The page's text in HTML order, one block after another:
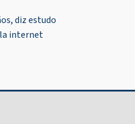
diz estudo
internet